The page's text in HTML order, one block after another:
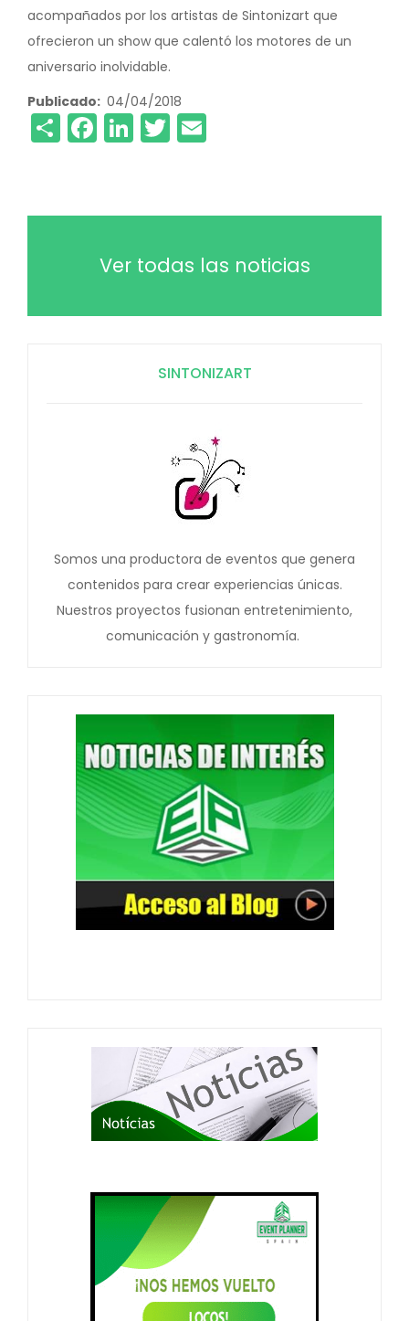
acompañados por los artistas de Sintonizart que
ofrecieron un show que calentó los motores de un
aniversario inolvidable.
Publicado 04/04/2018
ShareFacebook
LinkedIn
Twitter
Ver todas las noticias
SINTONIZART
Somos una productora de eventos que genera
contenidos para crear experiencias únicas.
Nuestros proyectos fusionan entretenimiento,
comunicación y gastronomía.